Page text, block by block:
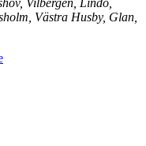
Västra Husby, Glan,